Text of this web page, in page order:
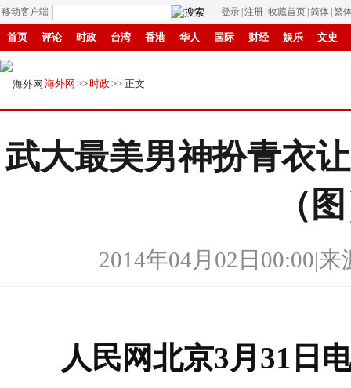
移动客户端 登录 注册 收藏首页 简体 繁
首页 评论 时政 台湾 香港 华人 国际 财经 娱乐 文史
招商
海外网 >> 时政 >> 正文
武大最美男神扮青衣
（
2014年04月02日00:00|来
人民网北京3月31日